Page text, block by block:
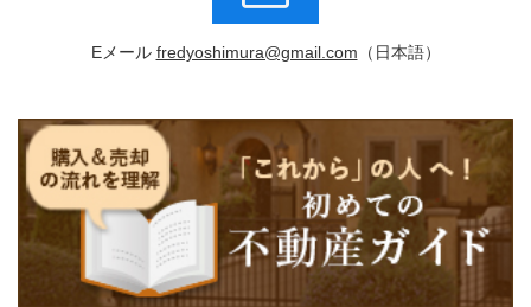
Eメール fredyoshimura@gmail.com （日本語）